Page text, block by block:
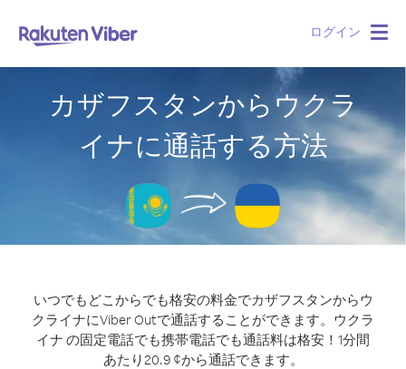
ログイン
カザフスタンからウクラ
イナに通話する方法
いつでもどこからでも格安の料金でカザフスタンからウ
クライナにViber Outで通話することができます。 ウクラ
イナ の固定電話でも携帯電話でも通話料は格安！1分間
あたり20.9 ¢から通話できます。